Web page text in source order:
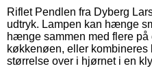
Riflet Pendlen fra Dyberg
udtryk. Lampen kan hænge
hænge sammen med flere
køkkenøen, eller kombineres
størrelse over i hjørnet i en